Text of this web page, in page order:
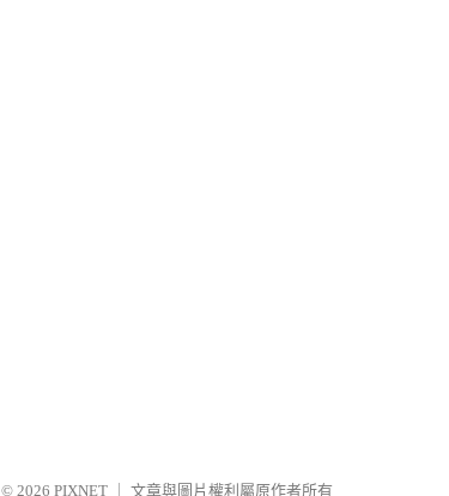
© 2026 PIXNET 文章與圖片權利屬原作者所有